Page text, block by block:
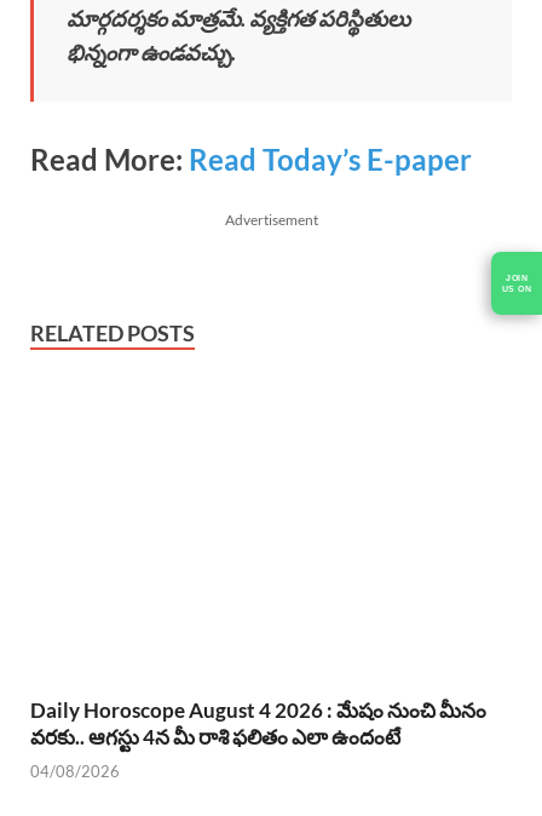
మార్గదర్శకం మాత్రమే. వ్యక్తిగత పరిస్థితులు
భిన్నంగా ఉండవచ్చు.
Read More: Read Today’s E-paper
Advertisement
RELATED POSTS
Daily Horoscope August 4 2026 : మేషం నుంచి మీనం
వరకు.. ఆగస్టు 4న మీ రాశి ఫలితం ఎలా ఉందంటే
04/08/2026